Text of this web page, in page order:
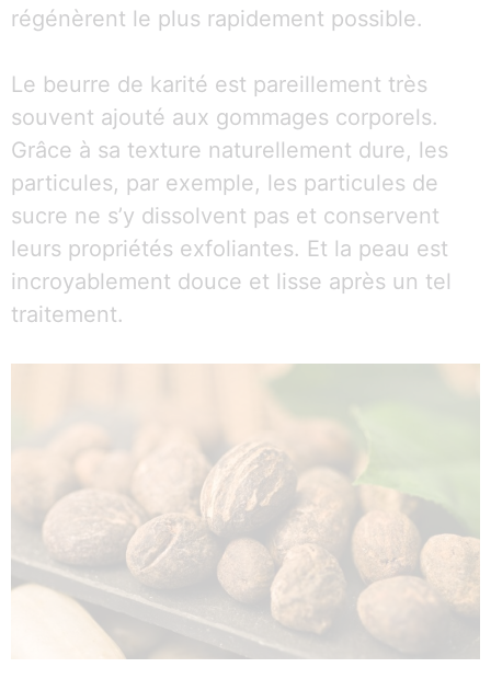
régénèrent le plus rapidement possible.
Le beurre de karité est pareillement très
souvent ajouté aux gommages corporels.
Grâce à sa texture naturellement dure, les
particules, par exemple, les particules de
sucre ne s’y dissolvent pas et conservent
leurs propriétés exfoliantes. Et la peau est
incroyablement douce et lisse après un tel
traitement.